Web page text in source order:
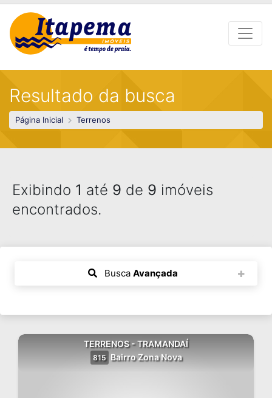
Resultado da busca
Página Inicial Terrenos
Exibindo 1 até 9 de 9 imóveis
encontrados.
Busca Avançada
TERRENOS - TRAMANDAÍ
815 Bairro Zona Nova